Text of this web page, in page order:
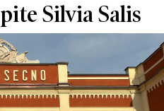
Silvia Salis